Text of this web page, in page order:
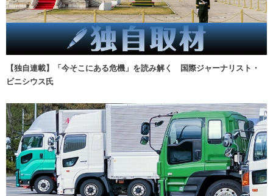
【独自連載】「今そこにある危機」を読み解く 国際ジャーナリスト・
ビニシウス氏